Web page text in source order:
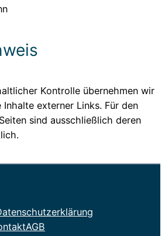
Kontrolle übernehmen wir
externer Links. Für den
sind ausschließlich deren
AGB